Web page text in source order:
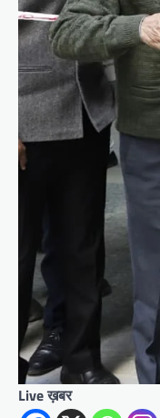
Live ख़बर